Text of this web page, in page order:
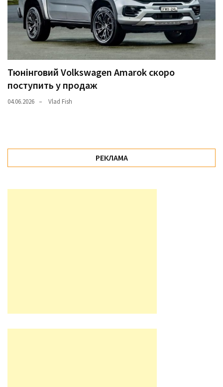
Тюнінговий Volkswagen Amarok скоро
поступить у продаж
04.06.2026 Vlad Fish
РЕКЛАМА